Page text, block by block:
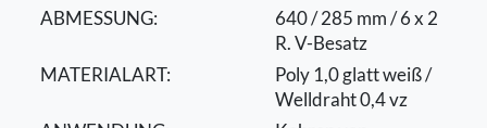
ABMESSUNG:
640 / 285 mm / 6 x 2
R. V-Besatz
MATERIALART:
Poly 1,0 glatt weiß /
Welldraht 0,4 vz